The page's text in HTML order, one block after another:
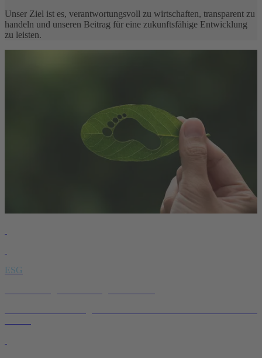
Unser Ziel ist es, verantwortungsvoll zu wirtschaften, transparent zu
handeln und unseren Beitrag für eine zukunftsfähige Entwicklung
zu leisten.
ESG